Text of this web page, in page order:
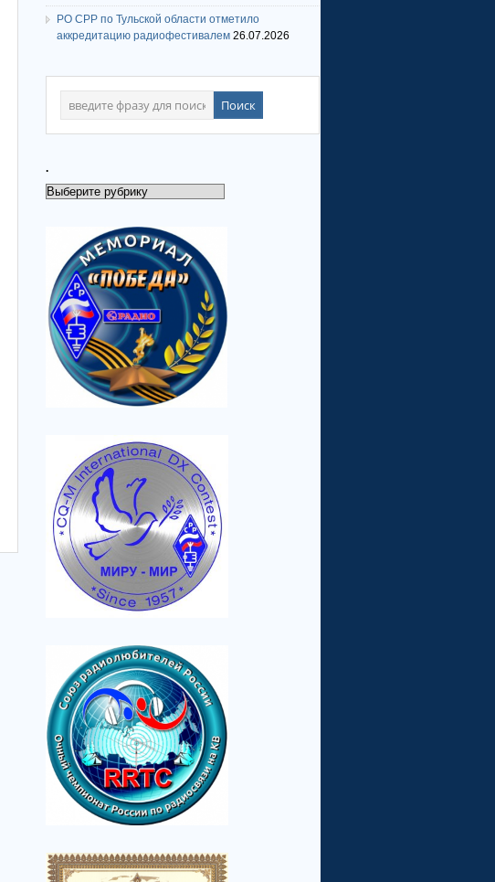
РО СРР по Тульской области отметило
аккредитацию радиофестивалем 26.07.2026
.